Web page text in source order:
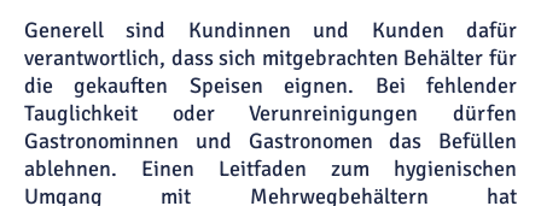
Generell sind Kundinnen und Kunden dafür
verantwortlich, dass sich mitgebrachten Behälter für
die gekauften Speisen eignen. Bei fehlender
Tauglichkeit oder Verunreinigungen dürfen
Gastronominnen und Gastronomen das Befüllen
ablehnen. Einen Leitfaden zum hygienischen
Umgang mit Mehrwegbehältern hat